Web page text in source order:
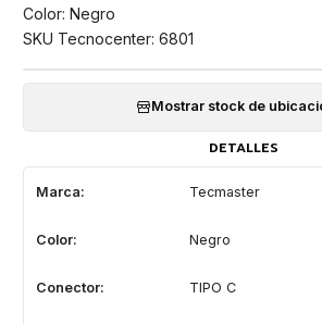
Color: Negro
SKU Tecnocenter: 6801
Mostrar stock de
DETALLES
Marca: Tecmaster
Color: Negro
Conector: TIPO C